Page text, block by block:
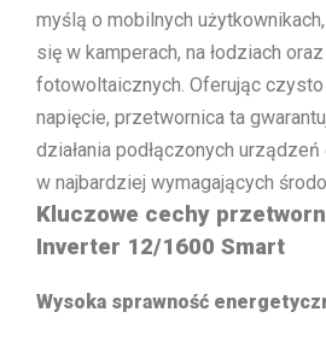
myślą o mobilnych
się w kamperach, na łodziach
fotowoltaicznych. Oferując
napięcie, przetwornica ta
działania podłączonych
w najbardziej wymagających
Kluczowe cechy
Inverter 12/1600 Smart
Wysoka sprawność